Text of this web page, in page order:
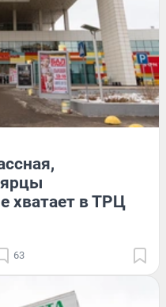
хватает в ТРЦ
63